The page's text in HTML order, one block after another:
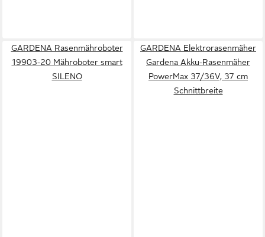
GARDENA Rasenmähroboter
19903-20 Mähroboter smart
SILENO
GARDENA Elektrorasenmäher
Gardena Akku-Rasenmäher
PowerMax 37/36V, 37 cm
Schnittbreite